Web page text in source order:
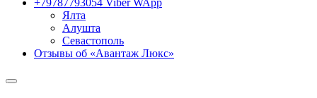
+79787793054 Viber WApp
Ялта
Алушта
Севастополь
Отзывы об «Авантаж Люкс»